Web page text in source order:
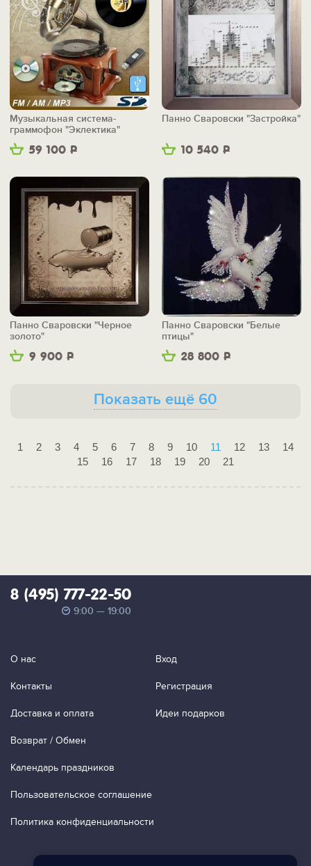
59 100 Р
Музыкальная система-
граммофон "Эклектика"
10 540 Р
Панно Сваровски "Застройка"
9 900 Р
Панно Сваровски "Черное
золото"
28 800 Р
Панно Сваровски "Белые
птицы"
Показать ещё 60
1 2 3 4 5 6 7 8 9 10 11 12 13
14
15
16 17 18 19 20 21
8 (495) 777-22-50
9:00 — 19:00
О нас
Контакты
Доставка и оплата
Возврат / Обмен
Календарь праздников
Пользовательское соглашение
Политика конфиденциальности
Вход
Регистрация
Идеи подарков